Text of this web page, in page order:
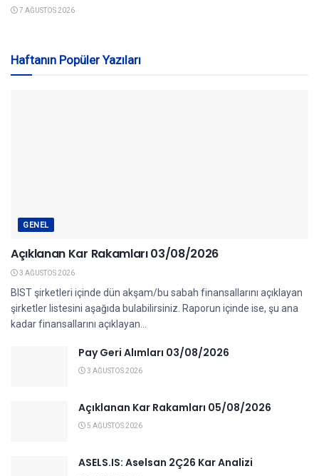
7 AĞUSTOS 2026
Haftanın Popüler Yazıları
GENEL
Açıklanan Kar Rakamları 03/08/2026
3 AĞUSTOS 2026
BIST şirketleri içinde dün akşam/bu sabah finansallarını açıklayan
şirketler listesini aşağıda bulabilirsiniz. Raporun içinde ise, şu ana
kadar finansallarını açıklayan...
Pay Geri Alımları 03/08/2026
3 AĞUSTOS 2026
Açıklanan Kar Rakamları 05/08/2026
5 AĞUSTOS 2026
ASELS.IS: Aselsan 2Ç26 Kar Analizi